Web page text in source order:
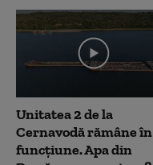
Unitatea 2 de la
Cernavodă rămâne în
funcțiune. Apa din